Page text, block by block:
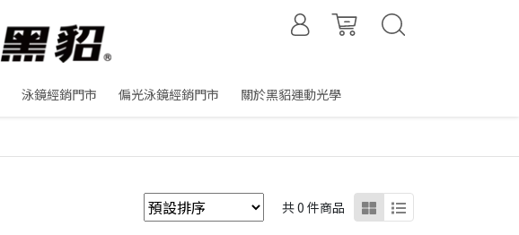
泳鏡經銷門市 偏光泳鏡經銷門市 關於黑貂運動光學
共 0 件商品